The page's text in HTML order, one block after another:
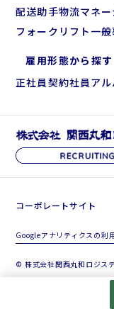
コーポレートサイト
Googleアナリティクスの利
© 株式会社関西丸和ロジス
配送助手物流マネ
フォークリフト 一
雇用形態から探す
正社員 契約社員 ア